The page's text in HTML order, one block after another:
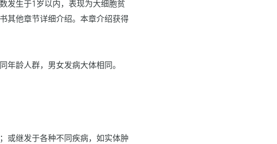
发生于1岁以内，表现为大细胞贫
其他章节详细介绍。本章介绍获得
龄人群，男女发病大体相同。
或继发于各种不同疾病，如实体肿